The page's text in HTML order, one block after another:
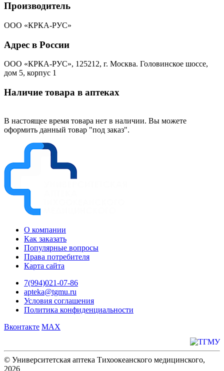
Производитель
ООО «КРКА-РУС»
Адрес в России
ООО «КРКА-РУС», 125212, г. Москва. Головинское шоссе,
дом 5, корпус 1
Наличие товара в аптеках
В настоящее время товара нет в наличии. Вы можете
оформить данный товар "под заказ".
О компании
Как заказать
Популярные вопросы
Права потребителя
Карта сайта
7(994)021-07-86
apteka@tgmu.ru
Условия соглашения
Политика конфиденциальности
Вконтакте MAX
© Университетская аптека Тихоокеанского медицинского,
2026